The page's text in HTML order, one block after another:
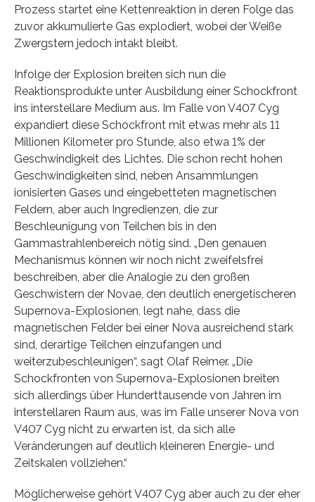
Prozess startet eine Kettenreaktion in deren Folge das
zuvor akkumulierte Gas explodiert, wobei der Weiße
Zwergstern jedoch intakt bleibt.
Infolge der Explosion breiten sich nun die
Reaktionsprodukte unter Ausbildung einer Schockfront
ins interstellare Medium aus. Im Falle von V407 Cyg
expandiert diese Schockfront mit etwas mehr als 11
Millionen Kilometer pro Stunde, also etwa 1% der
Geschwindigkeit des Lichtes. Die schon recht hohen
Geschwindigkeiten sind, neben Ansammlungen
ionisierten Gases und eingebetteten magnetischen
Feldern, aber auch Ingredienzen, die zur
Beschleunigung von Teilchen bis in den
Gammastrahlenbereich nötig sind. „Den genauen
Mechanismus können wir noch nicht zweifelsfrei
beschreiben, aber die Analogie zu den großen
Geschwistern der Novae, den deutlich energetischeren
Supernova-Explosionen, legt nahe, dass die
magnetischen Felder bei einer Nova ausreichend stark
sind, derartige Teilchen einzufangen und
weiterzubeschleunigen“, sagt Olaf Reimer. „Die
Schockfronten von Supernova-Explosionen breiten
sich allerdings über Hunderttausende von Jahren im
interstellaren Raum aus, was im Falle unserer Nova von
V407 Cyg nicht zu erwarten ist, da sich alle
Veränderungen auf deutlich kleineren Energie- und
Zeitskalen vollziehen.“
Möglicherweise gehört V407 Cyg aber auch zu der eher